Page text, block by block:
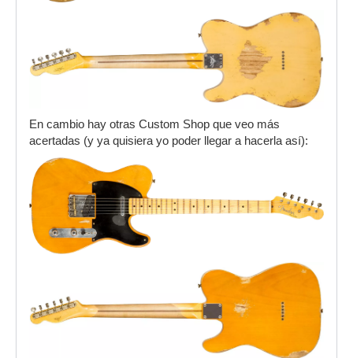
En cambio hay otras Custom Shop que veo más
acertadas (y ya quisiera yo poder llegar a hacerla así):